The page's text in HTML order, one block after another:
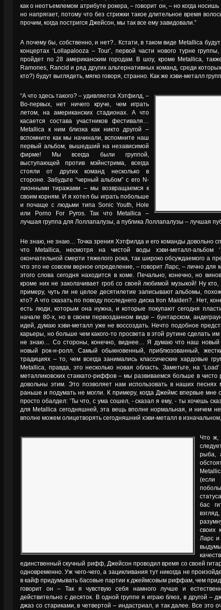
как о неотъемлемом атрибуте рокера, – говорит он, – но когда
но напрягает, потому что без стрижки такое длительное время
прочим, когда постригся Джейсон, мы так все ему завидовали.”
А почему бы, собственно, и нет?.. Кстати, в таком виде Metallica
концертах ‘Lollapalooza – Tour’, первой части нового турне
пройдет по 28 американским городам. В шоу, кроме Metallica,
Ramones, Rancid и ряд других альтернативных команд, среди
кто?) будут выглядеть, мягко говоря, странно. Как же хэви-металл
“А что здесь такого? – удивляется Хэтфилд, –
Во-первых, нет ничего круче, чем играть
летом, на американских стадионах. А что
касается состава участников фестиваля…
Metallica к ним близка как никто другой –
вспомните как мы начинали, вспомните наш
первый альбом, вышедший на независимой
фирме! Мы всегда были группой,
выступающей против мэйнстрима, всегда
стояли от других команд несколько в
стороне. Забудьте “черный альбом” с его N-
лионными тиражами – мы возвращаемся к
своим корням. И я хотел бы играть побольше
и почаще с людьми типа Sonic Youth, Hole
или Porno For Pyros. Так что Metallica –
лучшая группа для Лоллапалузы, а публика Лоллапалузы – лучшая
Не знаю, не знаю… Точка зрения Хэтфилда и его команды довольно
что Metallica, несмотря на чистой воды хэви-металл-альбом
окончательной смерти тяжелого рока, так широко обсуждаемого а
что это не совсем верное определение, – говорит Ларс, – лично
этого слова сегодня находится в коме. Печально, конечно, но
кроме них не заколачивает гроб со своей любимой музыкой! Ну
примеру, чуть ли не целое десятилетие записывают альбомы,
кто? А что сказать по поводу последнего диска Iron Maiden?.. Нет,
есть люди, которым она нужна, и которые покупают сегодня
начале 80-х, но в своем первозданном виде – бунтарском,
идей, думаю хэви-металл уже не воссоздать. Нечто подобное
карьеры, но больше чем какого-то просвета в этой рутине сделать
не знаю… Со стороны, конечно, виднее… Я думаю что наш новый
новый рок-н-ролл. Самый обыкновенный, приблюзованный,
традициях – то, чем всегда занимались классические хардовые
Metallica, правда, это несколько новая область. Заметьте, на
металликовских стаккато-риффов – мы развиваемся больше в
довольны этим. Это позволяет нам использовать в наших
раньше и подумать не могли. К примеру, когда Джеймс впервые мне
просто обалдел: ‘Ты что, с ума сошел, - сказал я ему, - ты хочешь
для Metallica сегодняшней, эта вещь вполне нормальная, и ничем
вполне можем олицетворять сегодняшний хэви-металл в
Что ж,
рыба,
(если
бас
своих
Ларс и
единственный скучный рифф, Джейсон проводил время со своей
одновременно. Уж чего-чего, а зацикливания тут никогда не
в кайф придумывать басовые партии к джеймсовым риффам, чем
говорит он – Так я чувствую себя намного лучше и
действительно с десяток. В одной группе я играю блюз, в другой –
джаз со стариками, в четвертой – индастриал, и так далее. Все это